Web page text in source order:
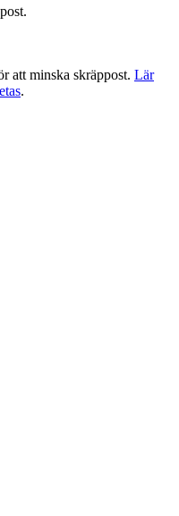
att minska skräppost. Lär
.